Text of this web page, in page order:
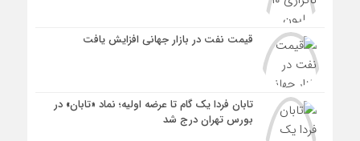
قیمت نفت در بازار جهانی افزایش یافت
تابان فردا یک گام تا عرضه اولیه؛ نماد «تابان» در
بورس تهران درج شد